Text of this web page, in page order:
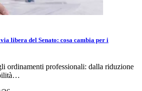
libera del Senato: cosa cambia per i
ordinamenti professionali: dalla riduzione